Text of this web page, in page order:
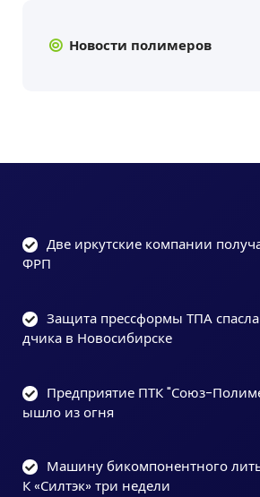
Новости полимеров
Две иркутские компании
ФРП
Защита прессформы ТПА
дчика в Новосибирске
Предприятие ПТК "Союз-
ышло из огня
Машину бикомпонентного
К «Силтэк» три недели